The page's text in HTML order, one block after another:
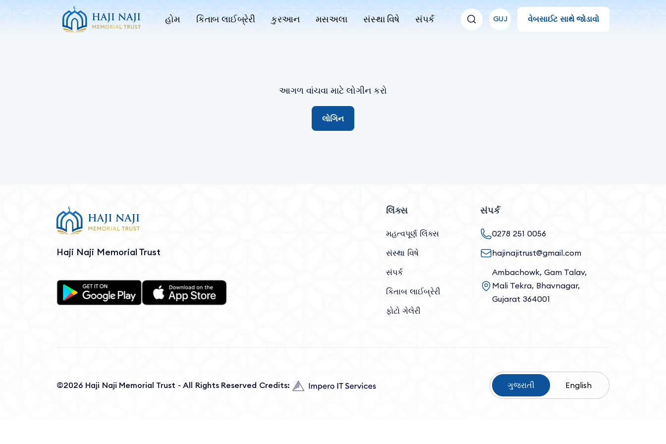
હોમ કિતાબ લાઈબ્રેરી કુરઆન મસઅલા સંસ્થા વિષે સંપર્ક GUJ વેબસાઈટ સાથે જોડાવો
આગળ વાંચવા માટે લોગીન કરો
લોગિન
Haji Naji Memorial Trust
લિંક્સ
મહત્વપૂર્ણ લિંક્સ
સંસ્થા વિષે
સંપર્ક
કિતાબ લાઈબ્રેરી
ફોટો ગેલેરી
સંપર્ક
0278 251 0056
hajinajitrust@gmail.com
Ambachowk, Gam Talav,
Mali Tekra, Bhavnagar,
Gujarat 364001
©2026 Haji Naji Memorial Trust - All Rights Reserved Credits: ગુજરાતી English